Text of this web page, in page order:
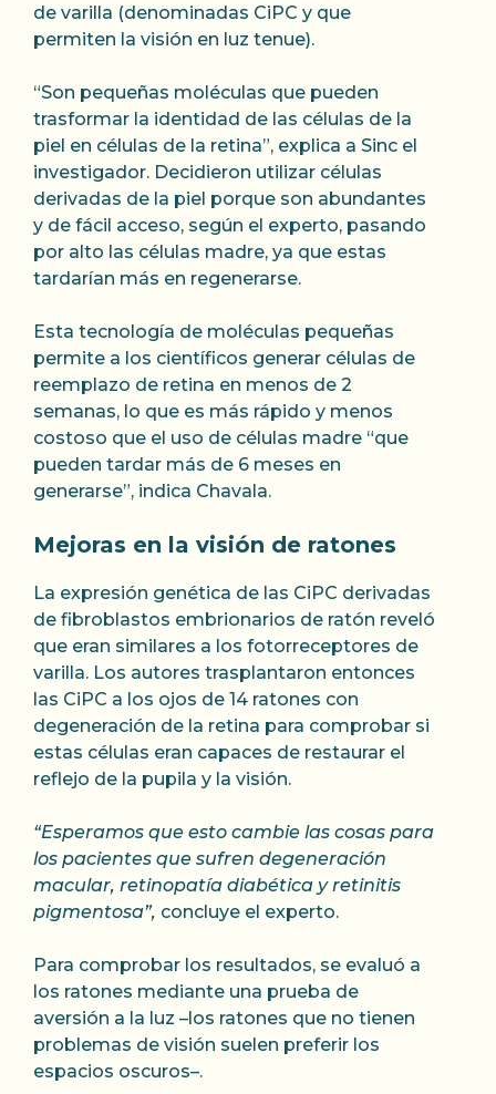
de varilla (denominadas CiPC y que
permiten la visión en luz tenue).
“Son pequeñas moléculas que pueden
trasformar la identidad de las células de la
piel en células de la retina”, explica a Sinc el
investigador. Decidieron utilizar células
derivadas de la piel porque son abundantes
y de fácil acceso, según el experto, pasando
por alto las células madre, ya que estas
tardarían más en regenerarse.
Esta tecnología de moléculas pequeñas
permite a los científicos generar células de
reemplazo de retina en menos de 2
semanas, lo que es más rápido y menos
costoso que el uso de células madre “que
pueden tardar más de 6 meses en
generarse”, indica Chavala.
Mejoras en la visión de ratones
La expresión genética de las CiPC derivadas
de fibroblastos embrionarios de ratón reveló
que eran similares a los fotorreceptores de
varilla. Los autores trasplantaron entonces
las CiPC a los ojos de 14 ratones con
degeneración de la retina para comprobar si
estas células eran capaces de restaurar el
reflejo de la pupila y la visión.
“Esperamos que esto cambie las cosas para
los pacientes que sufren degeneración
macular, retinopatía diabética y retinitis
pigmentosa”, concluye el experto.
Para comprobar los resultados, se evaluó a
los ratones mediante una prueba de
aversión a la luz –los ratones que no tienen
problemas de visión suelen preferir los
espacios oscuros–.